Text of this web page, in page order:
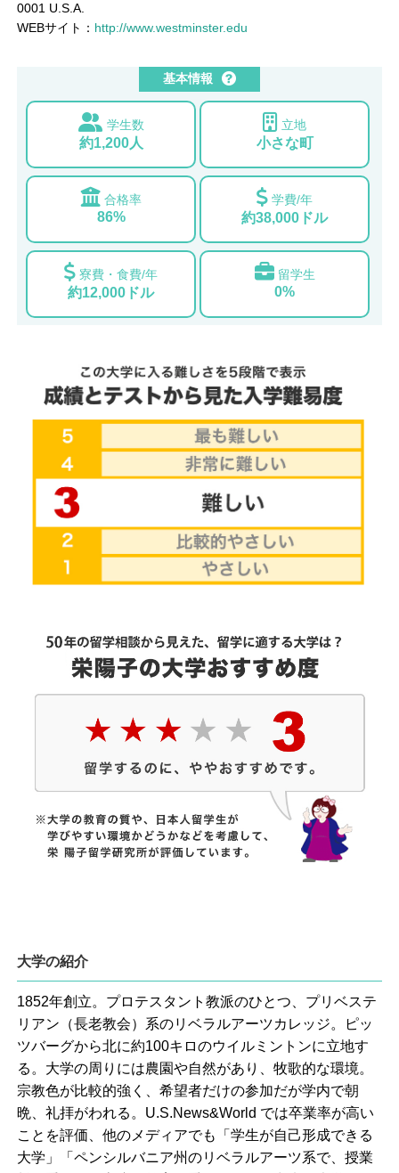
0001 U.S.A.
WEBサイト： http://www.westminster.edu
基本情報
学生数
約1,200人
立地
小さな町
合格率
86%
学費/年
約38,000ドル
寮費・食費/年
約12,000ドル
留学生
0%
大学の紹介
1852年創立。プロテスタント教派のひとつ、プリベステ
リアン（長老教会）系のリベラルアーツカレッジ。ピッ
ツバーグから北に約100キロのウイルミントンに立地す
る。大学の周りには農園や自然があり、牧歌的な環境。
宗教色が比較的強く、希望者だけの参加だが学内で朝
晩、礼拝がわれる。U.S.News&World では卒業率が高い
ことを評価、他のメディアでも「学生が自己形成できる
大学」「ペンシルバニア州のリベラルアーツ系で、授業